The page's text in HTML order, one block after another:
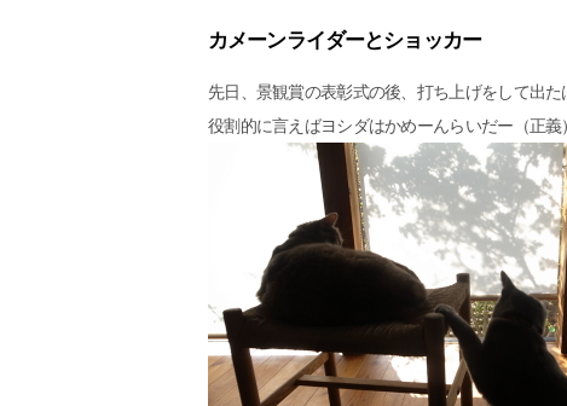
カメーンライダーとショッカー
先日、景観賞の表彰式の後、打ち上げをして出た
役割的に言えばヨシダはかめーんらいだー（正